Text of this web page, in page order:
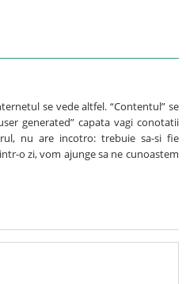
se vede altfel. “Contentul” se
generated” capata vagi conotatii
nu are incotro: trebuie sa-si fie
o zi, vom ajunge sa ne cunoastem